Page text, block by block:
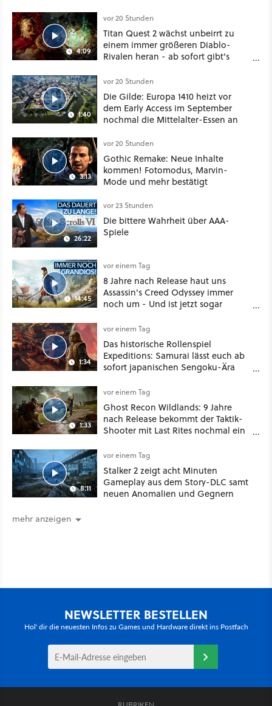
4:09
vor 20 Stunden
Titan Quest 2 wächst unbeirrt zu
einem immer größeren Diablo-
Rivalen heran - ab sofort gibt's
Klasse
1:40
vor 20 Stunden
Die Gilde: Europa 1410 heizt vor
dem Early Access im September
nochmal die Mittelalter-Essen an
3:13
vor 20 Stunden
Gothic Remake: Neue Inhalte
kommen! Fotomodus, Marvin-
Mode und mehr bestätigt
26:22
vor 23 Stunden
Die bittere Wahrheit über AAA-
Spiele
14:45
vor einem Tag
8 Jahre nach Release haut uns
Assassin's Creed Odyssey immer
noch um - Und ist jetzt sogar
1:34
vor einem Tag
Das historische Rollenspiel
Expeditions: Samurai lässt euch ab
sofort japanischen Sengoku-Ära
oder Diplomatie
1:33
vor einem Tag
Ghost Recon Wildlands: 9 Jahre
nach Release bekommt der Taktik-
Shooter mit Last Rites nochmal ein
8:11
vor einem Tag
Stalker 2 zeigt acht Minuten
Gameplay aus dem Story-DLC samt
neuen Anomalien und Gegnern
mehr anzeigen
NEWSLETTER BESTELLEN
Hol' dir die neuesten Infos zu Games und Hardware direkt ins Postfach